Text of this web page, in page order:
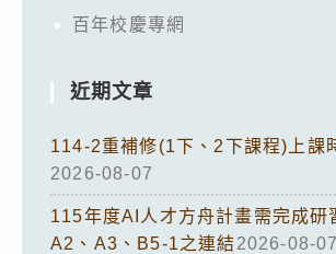
百年校慶專網
近期文章
114-2重補修(1下、2下課程)上課
2026-08-07
115年度AI人才方舟計畫需完成研
A2、A3、B5-1之連結2026-08-07